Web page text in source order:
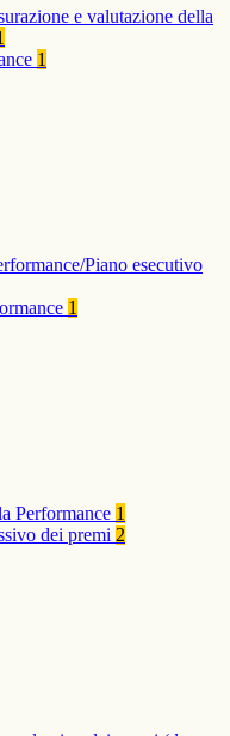
e valutazione della
1
Piano esecutivo
1
Performance 1
dei premi 2